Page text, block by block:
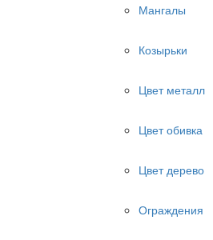
Мангалы
Козырьки
Цвет металл
Цвет обивка
Цвет дерево
Ограждения